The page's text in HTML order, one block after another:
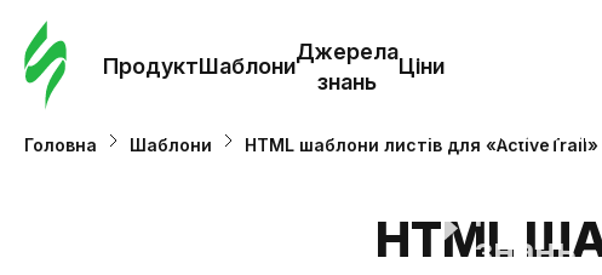
ПродуктШаблони
Джерела
знань
Ціни
Шаблони
знань
Головна Шаблони HTML шаблони листів для «ActiveTrail»
HTML